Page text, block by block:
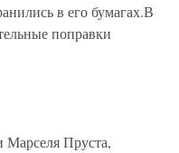
в его бумагах.В
поправки
Марселя Пруста,